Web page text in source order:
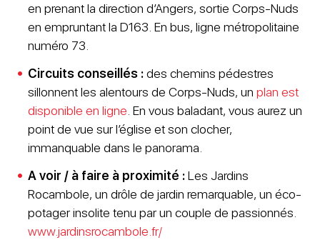
en prenant la direction d’Angers, sortie Corps-Nuds
en empruntant la D163. En bus, ligne métropolitaine
numéro 73.
Circuits conseillés :des chemins pédestres
sillonnent les alentours de Corps-Nuds, un plan est
disponible en ligne. En vous baladant, vous aurez un
point de vue sur l’église et son clocher,
immanquable dans le panorama.
A voir / à faire à proximité :Les Jardins
Rocambole, un drôle de jardin remarquable, un éco-
potager insolite tenu par un couple de passionnés.
www.jardinsrocambole.fr/